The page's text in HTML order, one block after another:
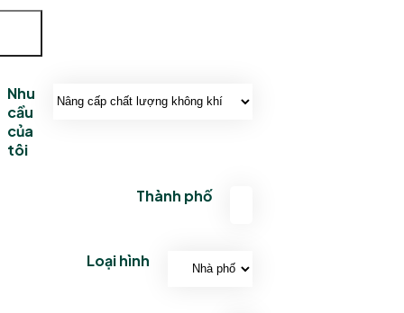
Nhu
cầu
của
tôi
Thành phố
Loại hình